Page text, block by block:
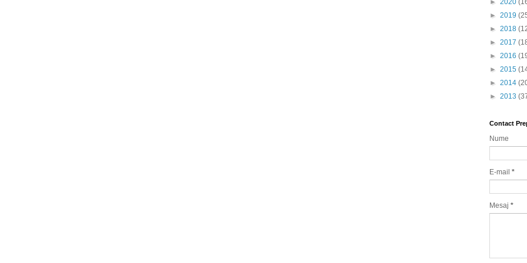
► 2020
► 2019
► 2018
► 2017
► 2016
► 2015
► 2014
► 2013
Contact
Nume
E-mail *
Mesaj *